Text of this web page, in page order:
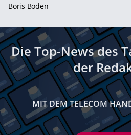
Boris Boden
Die Top-News des
der
MIT DEM TELECOM